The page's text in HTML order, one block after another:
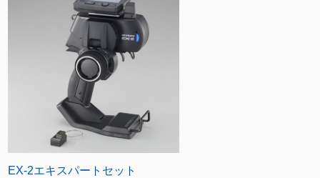
EX-2エキスパートセット